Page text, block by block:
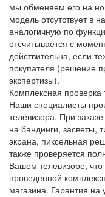
мы обменяем его на
модель отсутствует в
аналогичную по
отсчитывается с
действительна, если
покупателя (решение
экспертизы).
Комплексная проверка
Наши специалисты
телевизора. При
на бандинги, засветы,
экрана, пиксельная
также проверяется
Вашем телевизоре,
проведенной
магазина. Гарантия на